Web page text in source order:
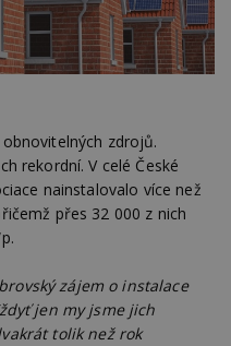
zdrojů.
rekordní. V celé České
nainstalovalo více než
přes 32 000 z nich
zájem o instalace
jen my jsme jich
tolik než rok